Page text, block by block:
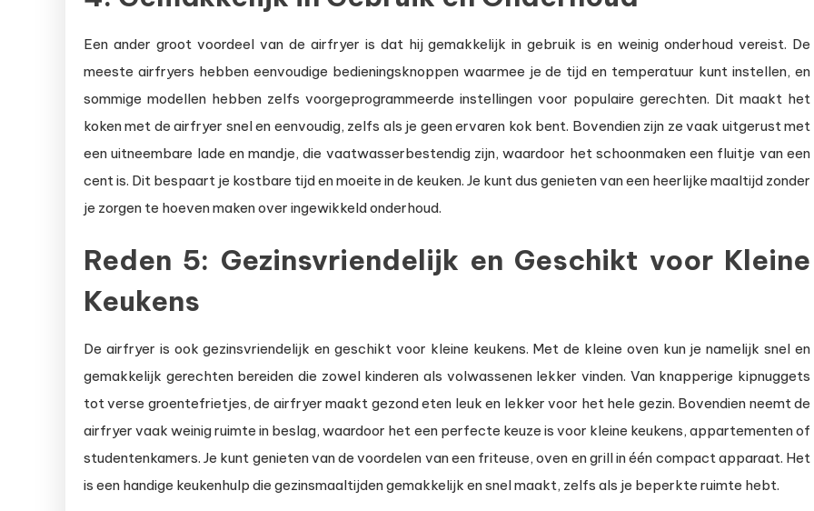
Een ander groot voordeel van de airfryer is dat hij gemakkelijk in gebruik is en weinig onderhoud vereist. De
meeste airfryers hebben eenvoudige bedieningsknoppen waarmee je de tijd en temperatuur kunt instellen, en
sommige modellen hebben zelfs voorgeprogrammeerde instellingen voor populaire gerechten. Dit maakt het
koken met de airfryer snel en eenvoudig, zelfs als je geen ervaren kok bent. Bovendien zijn ze vaak uitgerust met
een uitneembare lade en mandje, die vaatwasserbestendig zijn, waardoor het schoonmaken een fluitje van een
cent is. Dit bespaart je kostbare tijd en moeite in de keuken. Je kunt dus genieten van een heerlijke maaltijd zonder
je zorgen te hoeven maken over ingewikkeld onderhoud.
Reden 5: Gezinsvriendelijk en Geschikt voor Kleine
Keukens
De airfryer is ook gezinsvriendelijk en geschikt voor kleine keukens. Met de kleine oven kun je namelijk snel en
gemakkelijk gerechten bereiden die zowel kinderen als volwassenen lekker vinden. Van knapperige kipnuggets
tot verse groentefrietjes, de airfryer maakt gezond eten leuk en lekker voor het hele gezin. Bovendien neemt de
airfryer vaak weinig ruimte in beslag, waardoor het een perfecte keuze is voor kleine keukens, appartementen of
studentenkamers. Je kunt genieten van de voordelen van een friteuse, oven en grill in één compact apparaat. Het
is een handige keukenhulp die gezinsmaaltijden gemakkelijk en snel maakt, zelfs als je beperkte ruimte hebt.